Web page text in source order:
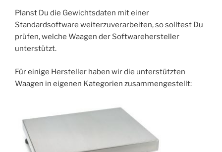
Planst Du die Gewichtsdaten mit einer
Standardsoftware weiterzuverarbeiten, so solltest Du
prüfen, welche Waagen der Softwarehersteller
unterstützt.
Für einige Hersteller haben wir die unterstützten
Waagen in eigenen Kategorien zusammengestellt: